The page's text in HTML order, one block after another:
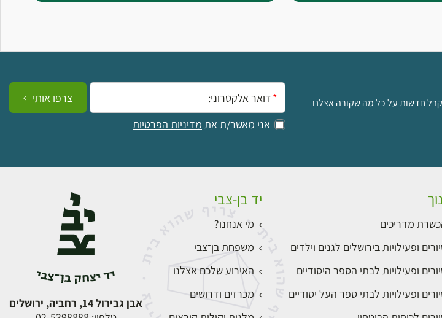
חדשות על כל מה שקורה אצלנו
אימייל:
אני מאשר/ת את מדיניות הפרטיות
צרפו אותי
מדריכים
ופעילויות בירושלים לגנים וילדים
ופעילויות לבתי הספר היסודיים
ופעילויות לבתי ספר העל יסודיים
יד בן-צבי
מי אנחנו?
משפחת בן־צבי
האירוע שלכם אצלנו
מכרזים ודרושים
אבן גבירול 14, רחביה, ירושלים